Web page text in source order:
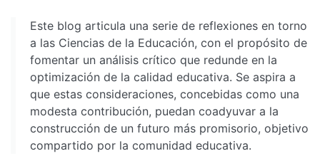
Este blog articula una serie de reflexiones en torno
a las Ciencias de la Educación, con el propósito de
fomentar un análisis crítico que redunde en la
optimización de la calidad educativa. Se aspira a
que estas consideraciones, concebidas como una
modesta contribución, puedan coadyuvar a la
construcción de un futuro más promisorio, objetivo
compartido por la comunidad educativa.